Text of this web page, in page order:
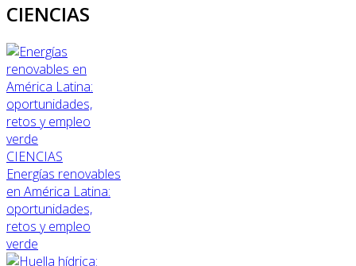
CIENCIAS
CIENCIAS
Energías renovables
en América Latina:
oportunidades,
retos y empleo
verde